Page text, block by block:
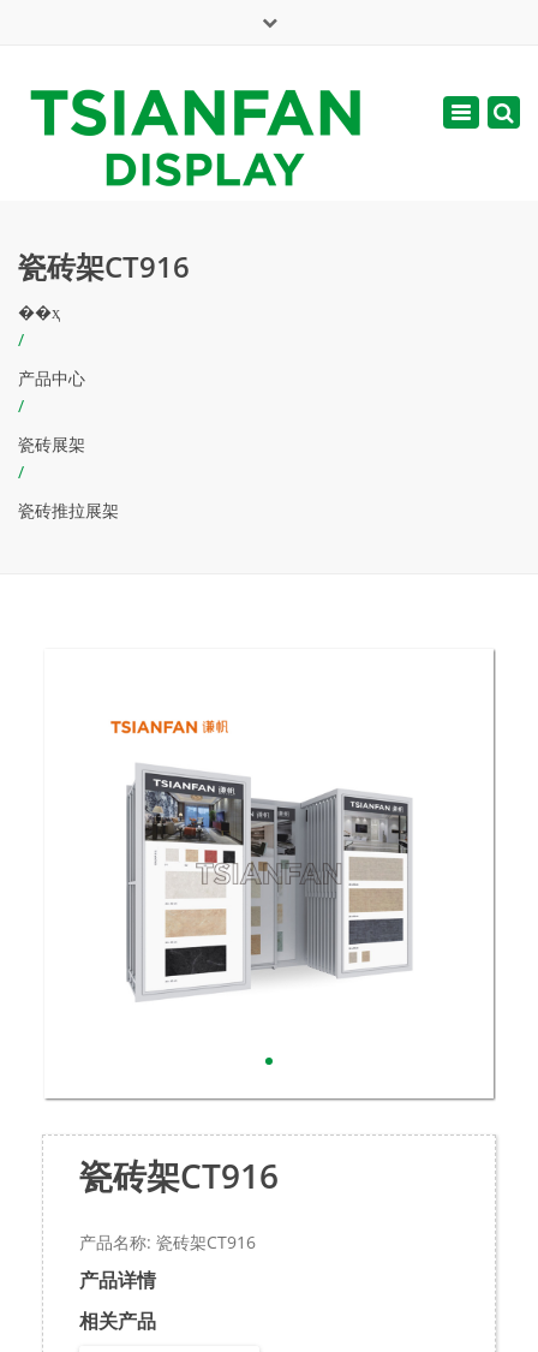
周一 - 周六: 7:00 - 17:00
Toggle
瓷砖架CT916
��ҳ
/
产品中心
/
瓷砖展架
/
瓷砖推拉展架
瓷砖架CT916
产品名称: 瓷砖架CT916
产品详情
相关产品